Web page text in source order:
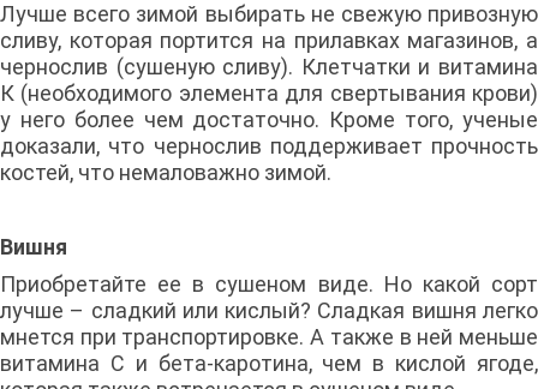
Лучше всего зимой выбирать не свежую привозную
сливу, которая портится на прилавках магазинов, а
чернослив (сушеную сливу). Клетчатки и витамина
К (необходимого элемента для свертывания крови)
у него более чем достаточно. Кроме того, ученые
доказали, что чернослив поддерживает прочность
костей, что немаловажно зимой.
Вишня
Приобретайте ее в сушеном виде. Но какой сорт
лучше – сладкий или кислый? Сладкая вишня легко
мнется при транспортировке. А также в ней меньше
витамина С и бета-каротина, чем в кислой ягоде,